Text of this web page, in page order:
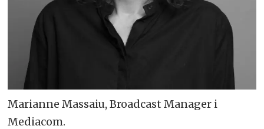
Marianne Massaiu, Broadcast Manager i
Mediacom.